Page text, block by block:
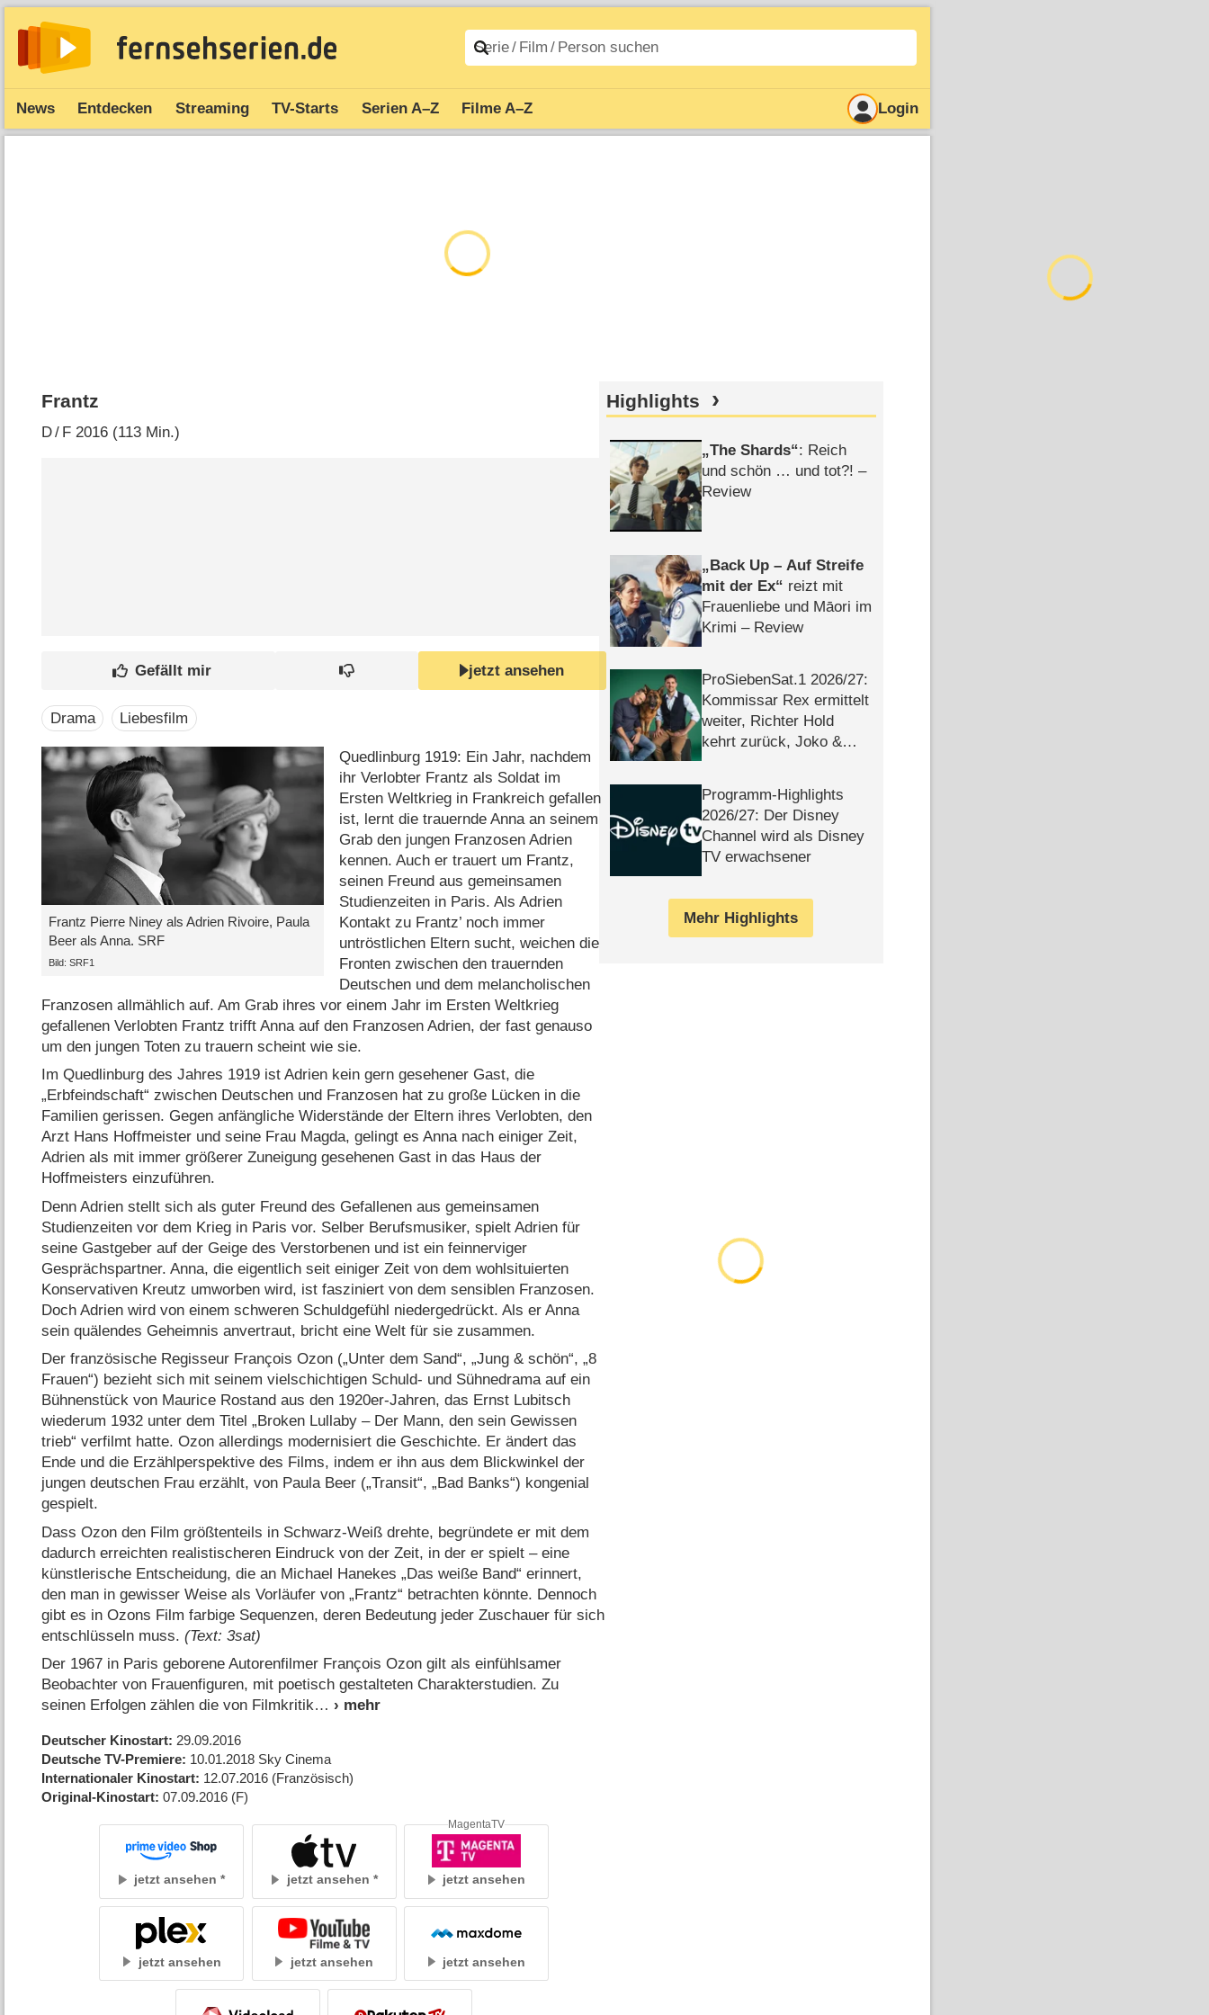
News Entdecken Streaming TV-Starts Serien A–Z Filme A–Z Login
Frantz
D/ F 2016 (113 Min.)
jetzt ansehen
Drama Liebesfilm
Frantz Pierre Niney als Adrien Rivoire, Paula
Beer als Anna. SRF
Bild: SRF1
Quedlinburg 1919: Ein Jahr, nachdem
ihr Verlobter Frantz als Soldat im
Ersten Weltkrieg in Frankreich gefallen
ist, lernt die trauernde Anna an seinem
Grab den jungen Franzosen Adrien
kennen. Auch er trauert um Frantz,
seinen Freund aus gemeinsamen
Studienzeiten in Paris. Als Adrien
Kontakt zu Frantz’ noch immer
untröstlichen Eltern sucht, weichen die
Fronten zwischen den trauernden
Deutschen und dem melancholischen
Franzosen allmählich auf. Am Grab ihres vor einem Jahr im Ersten Weltkrieg
gefallenen Verlobten Frantz trifft Anna auf den Franzosen Adrien, der fast genauso
um den jungen Toten zu trauern scheint wie sie.
Im Quedlinburg des Jahres 1919 ist Adrien kein gern gesehener Gast, die
„Erbfeindschaft“ zwischen Deutschen und Franzosen hat zu große Lücken in die
Familien gerissen. Gegen anfängliche Widerstände der Eltern ihres Verlobten, den
Arzt Hans Hoffmeister und seine Frau Magda, gelingt es Anna nach einiger Zeit,
Adrien als mit immer größerer Zuneigung gesehenen Gast in das Haus der
Hoffmeisters einzuführen.
Denn Adrien stellt sich als guter Freund des Gefallenen aus gemeinsamen
Studienzeiten vor dem Krieg in Paris vor. Selber Berufsmusiker, spielt Adrien für
seine Gastgeber auf der Geige des Verstorbenen und ist ein feinnerviger
Gesprächspartner. Anna, die eigentlich seit einiger Zeit von dem wohlsituierten
Konservativen Kreutz umworben wird, ist fasziniert von dem sensiblen Franzosen.
Doch Adrien wird von einem schweren Schuldgefühl niedergedrückt. Als er Anna
sein quälendes Geheimnis anvertraut, bricht eine Welt für sie zusammen.
Der französische Regisseur François Ozon („Unter dem Sand“, „Jung & schön“, „8
Frauen“) bezieht sich mit seinem vielschichtigen Schuld- und Sühnedrama auf ein
Bühnenstück von Maurice Rostand aus den 1920er-Jahren, das Ernst Lubitsch
wiederum 1932 unter dem Titel „Broken Lullaby – Der Mann, den sein Gewissen
trieb“ verfilmt hatte. Ozon allerdings modernisiert die Geschichte. Er ändert das
Ende und die Erzählperspektive des Films, indem er ihn aus dem Blickwinkel der
jungen deutschen Frau erzählt, von Paula Beer („Transit“, „Bad Banks“) kongenial
gespielt.
Dass Ozon den Film größtenteils in Schwarz-Weiß drehte, begründete er mit dem
dadurch erreichten realistischeren Eindruck von der Zeit, in der er spielt – eine
künstlerische Entscheidung, die an Michael Hanekes „Das weiße Band“ erinnert,
den man in gewisser Weise als Vorläufer von „Frantz“ betrachten könnte. Dennoch
gibt es in Ozons Film farbige Sequenzen, deren Bedeutung jeder Zuschauer für sich
entschlüsseln muss.(Text: 3sat)
Der 1967 in Paris geborene Autorenfilmer François Ozon gilt als einfühlsamer
Beobachter von Frauenfiguren, mit poetisch gestalteten Charakterstudien. Zu
seinen Erfolgen zählen die von Filmkritik
Deutscher Kinostart 29.09.2016
Deutsche TV-Premiere 10.01.2018 Sky Cinema
Internationaler Kinostart 12.07.2016 (Französisch)
Original-Kinostart 07.09.2016 (F)
jetzt ansehen jetzt ansehen jetzt ansehen
MagentaTV
jetzt ansehen jetzt ansehen jetzt ansehen
Highlights
The Shards : Reich
und schön … und tot?! –
Review
Back Up – Auf Streife
mit der Ex
reizt mit
Frauenliebe und Māori im
Krimi – Review
ProSiebenSat.1 2026/​27:
Kommissar Rex ermittelt
weiter, Richter Hold
kehrt zurück, Joko &
Programm-Highlights
2026/​27: Der Disney
Channel wird als Disney
TV erwachsener
Mehr Highlights